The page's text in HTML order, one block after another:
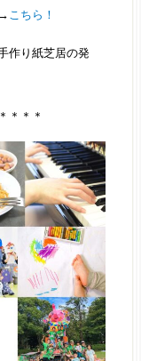
こちら！
作り紙芝居の発
＊＊＊